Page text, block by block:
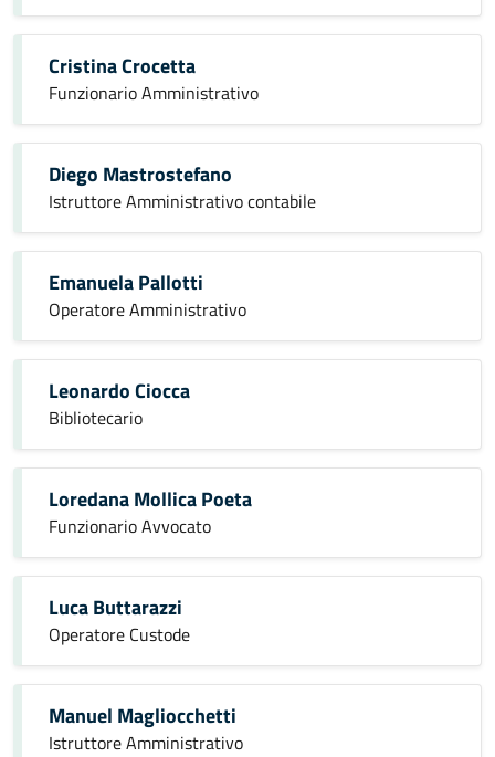
Cristina Crocetta
Funzionario Amministrativo
Diego Mastrostefano
Istruttore Amministrativo contabile
Emanuela Pallotti
Operatore Amministrativo
Leonardo Ciocca
Bibliotecario
Loredana Mollica Poeta
Funzionario Avvocato
Luca Buttarazzi
Operatore Custode
Manuel Magliocchetti
Istruttore Amministrativo